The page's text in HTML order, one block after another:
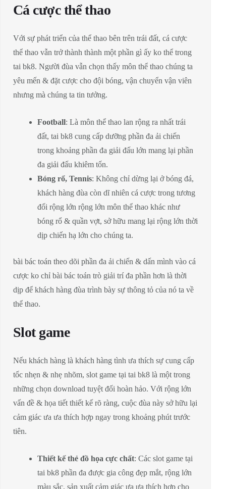
Cá cược thể thao
Với sự phát triển của thể thao bên trên trái đất, cá cược
thể thao vẫn trở thành thành một phần gì ấy ko thể trong
tai bk8. Người đùa vẫn chọn thấy môn thể thao chúng ta
yêu mến & đặt cược cho đội bóng, vận chuyển vận viên
nhưng mà chúng ta tin tưởng.
Football: Là môn thể thao lan rộng ra nhất trái
đất, tai bk8 cung cấp dưỡng phần đa ải chiến
trong khoảng phần đa giải đấu lớn mang lại phần
đa giải đấu khiêm tốn.
Bóng rổ, Tennis: Không chỉ dừng lại ở bóng đá,
khách hàng đùa còn dĩ nhiên cá cược trong tương
đối rộng lớn rộng lớn môn thể thao khác như
bóng rổ & quần vợt, sở hữu mang lại rộng lớn thời
dịp chiến hạ lớn cho chúng ta.
bài bác toán theo dõi phần đa ải chiến & dấn mình vào cá
cược ko chỉ bài bác toán trò giải trí đa phần hơn là thời
dịp để khách hàng đùa trình bày sự thông tỏ của nó ta về
thể thao.
Slot game
Nếu khách hàng là khách hàng tình ưa thích sự cung cấp
tốc nhẹn & nhẹ nhõm, slot game tại tai bk8 là một trong
những chọn download tuyệt đối hoàn hảo. Với rộng lớn
vấn đề & họa tiết thiết kế rõ ràng, cuộc đùa này sở hữu lại
cảm giác ưa ưa thích hợp ngay trong khoảng phút trước
tiên.
Thiết kế thẻ đồ họa cực chất: Các slot game tại
tai bk8 phần đa được gia công đẹp mắt, rộng lớn
màu sắc, sản xuất cảm giác ưa ưa thích hợp cho